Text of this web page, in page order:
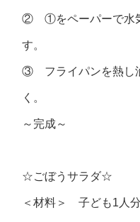
② ①をペーパーで水
す。
③ フライパンを熱し
く。
～完成～
☆ごぼうサラダ☆
＜材料＞ 子ども1人分